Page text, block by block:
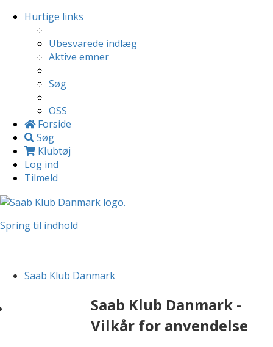
Hurtige links
Ubesvarede indlæg
Aktive emner
Søg
OSS
Forside
Søg
Klubtøj
Log ind
Tilmeld
Spring til indhold
Saab Klub Danmark
Saab Klub Danmark -
Vilkår for anvendelse